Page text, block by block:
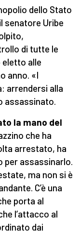
dello Stato
senatore Uribe
di tutte le
alle
anno. «I
arrendersi alla
assassinato.
la mano del
che ha
arrestato, ha
per assassinarlo.
ma non si è
C’è una
porta al
l’attacco al
dai